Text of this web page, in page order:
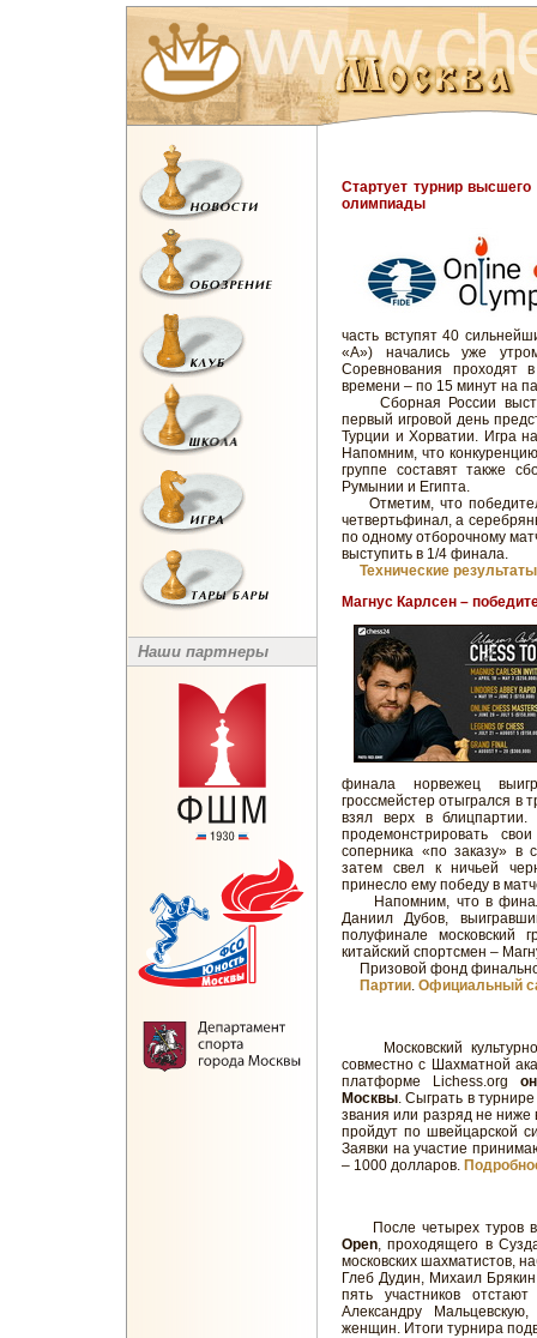
Наши партнеры
Стартует турнир
олимпиады
часть вступят 40
«А») начались уже
Соревнования проходят
времени – по 15 минут на
Сборная России
первый игровой день
Турции и Хорватии. Игра
Напомним, что
группе составят также
Румынии и Египта.
Отметим, что
четвертьфинал, а
по одному отборочному
выступить в 1/4 финала.
Технические результаты
Магнус Карлсен –
финала норвежец
гроссмейстер отыгрался в
взял верх в
продемонстрировать
соперника «по заказу» в
затем свел к ничьей
принесло ему победу в
Напомним, что в финал
Даниил Дубов,
полуфинале московский
китайский спортсмен –
Призовой фонд
Партии. Официальный
Московский
совместно с Шахматной
платформе Lichess.org
Москвы. Сыграть в
звания или разряд не ниже
пройдут по швейцарской
Заявки на участие
– 1000 долларов.
После четырех туров
Open, проходящего в
московских шахматистов,
Глеб Дудин, Михаил
пять участников
Александру
женщин. Итоги турнира